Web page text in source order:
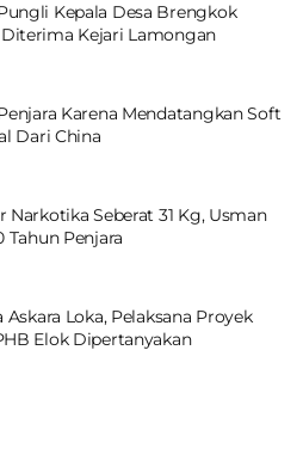
Kepala Desa Brengkok
Kejari Lamongan
Karena Mendatangkan Soft
Dari China
Narkotika Seberat 31 Kg, Usman
Penjara
Askara Loka, Pelaksana Proyek
Elok Dipertanyakan